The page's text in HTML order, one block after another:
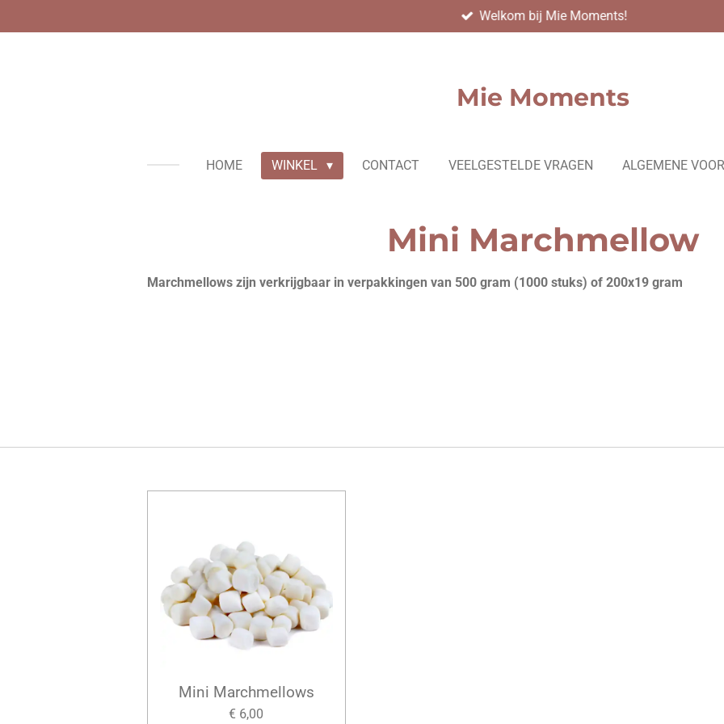
direct
Welkom bij Mie Moments!
Mie Moments
HOME WINKEL CONTACT VEELGESTELDE VRAGEN ALGEMENE
Mini Marchmellow
Marchmellows zijn verkrijgbaar in verpakkingen van 500 gram (1000 stuks) of 200x19 gram
Mini Marchmellows
€ 6,00